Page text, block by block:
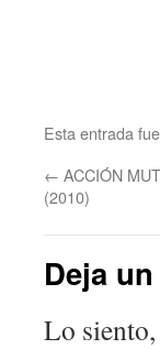
Esta entrada
← ACCIÓN
(2010)
Deja
Lo siento,